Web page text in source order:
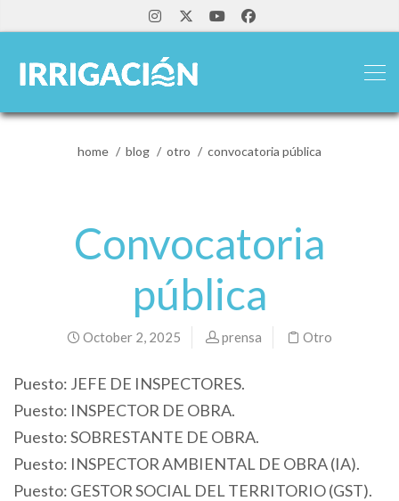
home blog otro convocatoria pública
Convocatoria
pública
October 2, 2025 prensa Otro
Puesto: JEFE DE INSPECTORES.
Puesto: INSPECTOR DE OBRA.
Puesto: SOBRESTANTE DE OBRA.
Puesto: INSPECTOR AMBIENTAL DE OBRA (IA).
Puesto: GESTOR SOCIAL DEL TERRITORIO (GST).